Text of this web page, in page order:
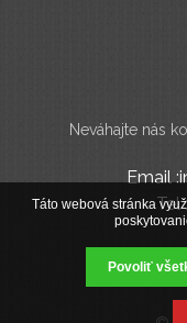
Neváhajte nás
Email
Tel
Táto webová stránka
Povoliť